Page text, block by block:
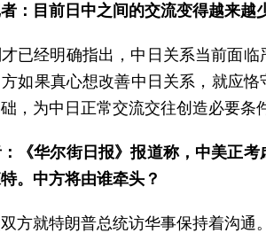
：目前日中之间的交流变得越来
已经明确指出，中日关系当前面
如果真心想改善中日关系，就应
，为中日正常交流交往创造必要条
《华尔街日报》报道称，中美正
。中方将由谁牵头？
方就特朗普总统访华事保持着沟